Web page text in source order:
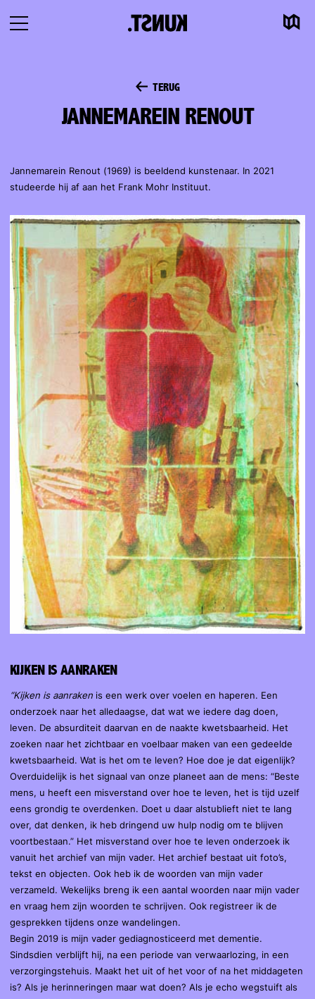
Naar
Navigatie
Kaart
TERUG
JANNEMAREIN RENOUT
Jannemarein Renout (1969) is beeldend kunstenaar. In 2021
studeerde hij af aan het Frank Mohr Instituut.
KIJKEN IS AANRAKEN
“Kijken is aanraken is een werk over voelen en haperen. Een
onderzoek naar het alledaagse, dat wat we iedere dag doen,
leven. De absurditeit daarvan en de naakte kwetsbaarheid. Het
zoeken naar het zichtbaar en voelbaar maken van een gedeelde
kwetsbaarheid. Wat is het om te leven? Hoe doe je dat eigenlijk?
Overduidelijk is het signaal van onze planeet aan de mens: “Beste
mens, u heeft een misverstand over hoe te leven, het is tijd uzelf
eens grondig te overdenken. Doet u daar alstublieft niet te lang
over, dat denken, ik heb dringend uw hulp nodig om te blijven
voortbestaan.” Het misverstand over hoe te leven onderzoek ik
vanuit het archief van mijn vader. Het archief bestaat uit foto’s,
tekst en objecten. Ook heb ik de woorden van mijn vader
verzameld. Wekelijks breng ik een aantal woorden naar mijn vader
en vraag hem zijn woorden te schrijven. Ook registreer ik de
gesprekken tijdens onze wandelingen.
Begin 2019 is mijn vader gediagnosticeerd met dementie.
Sindsdien verblijft hij, na een periode van verwaarlozing, in een
verzorgingstehuis. Maakt het uit of het voor of na het middageten
is? Als je herinneringen maar wat doen? Als je echo wegstuift als